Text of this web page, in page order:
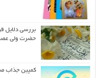
بررسی دلایل
حضرت ولی
کمپین جذاب